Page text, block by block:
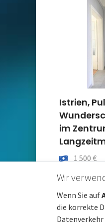
Istrien,
im
Preis1 500 €
Wir
Wenn Sie auf
die korrekte